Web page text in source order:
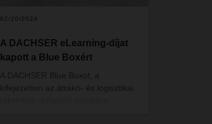
02/20/2024
A DACHSER eLearning-díjat
kapott a Blue Boxért
A DACHSER Blue Boxot, a
kifejezetten az átrakó- és logisztikai